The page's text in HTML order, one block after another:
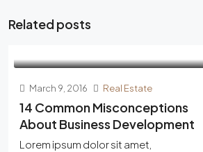
Related posts
March 9, 2016 Real Estate
14 Common Misconceptions
About Business Development
Lorem ipsum dolor sit amet,